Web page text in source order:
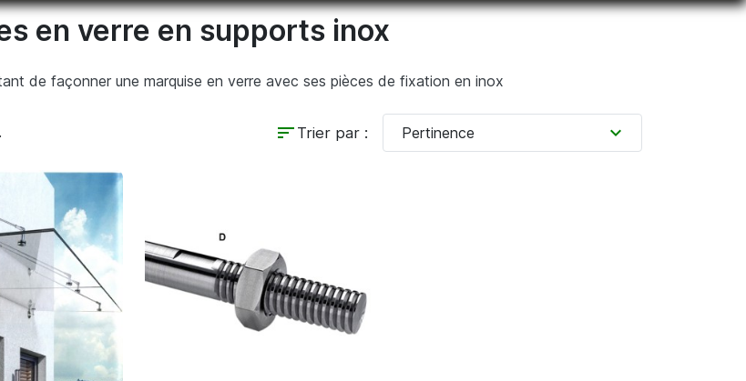
en verre en supports inox
de façonner une marquise en verre avec ses pièces de fixation en inox
sort Trier par : Pertinence expand_more